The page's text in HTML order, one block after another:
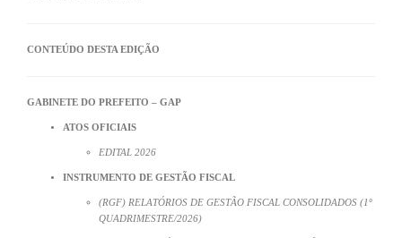
CONTEÚDO DESTA EDIÇÃO
GABINETE DO PREFEITO – GAP
ATOS OFICIAIS
EDITAL 2026
INSTRUMENTO DE GESTÃO FISCAL
(RGF) RELATÓRIOS DE GESTÃO FISCAL CONSOLIDADOS (1º
QUADRIMESTRE/2026)